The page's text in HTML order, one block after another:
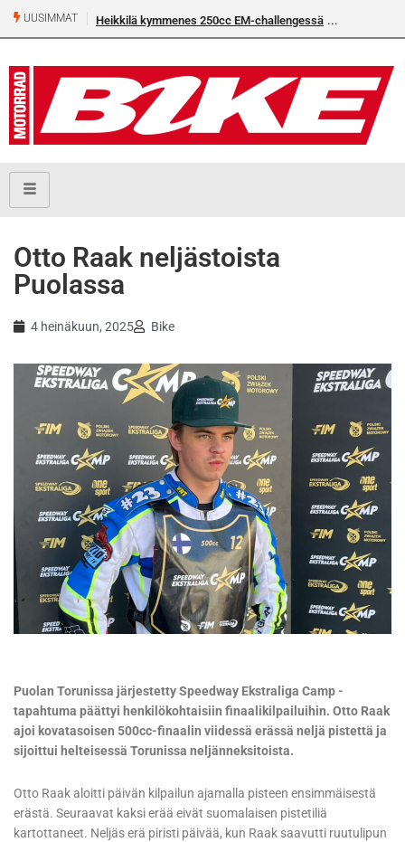
UUSIMMAT Heikkilä kymmenes 250cc EM-challengessä
Otto Raak neljästoista
Puolassa
4 heinäkuun, 2025 Bike
Puolan Torunissa järjestetty Speedway Ekstraliga Camp -
tapahtuma päättyi henkilökohtaisiin finaalikilpailuihin. Otto Raak
ajoi kovatasoisen 500cc-finaalin viidessä erässä neljä pistettä ja
sijoittui helteisessä Torunissa neljänneksitoista.
Otto Raak aloitti päivän kilpailun ajamalla pisteen ensimmäisestä
erästä. Seuraavat kaksi erää eivät suomalaisen pistetiliä
kartottaneet. Neljäs erä piristi päivää, kun Raak saavutti ruutulipun